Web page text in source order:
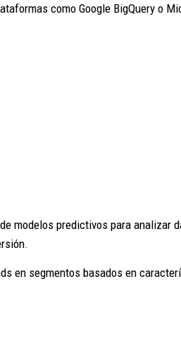
como Google BigQuery o
modelos predictivos para analizar
en segmentos basados en